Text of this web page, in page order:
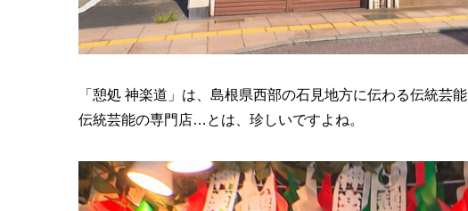
「憩処 神楽道」は、島根県西部の石見地方に伝わる伝統芸能
伝統芸能の専門店…とは、珍しいですよね。